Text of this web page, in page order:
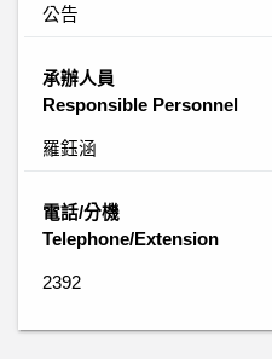
公告
承辦人員
Responsible Personnel
羅鈺涵
電話/分機
Telephone/Extension
2392